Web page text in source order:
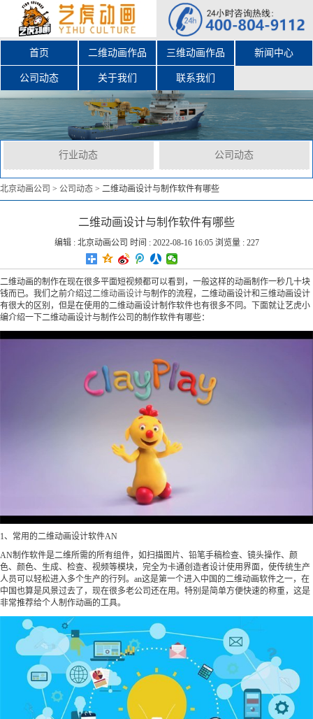
首页 二维动画作品 三维动画作品 新闻中心
公司动态 关于我们 联系我们
行业动态 公司动态
北京动画公司 > 公司动态 > 二维动画设计与制作软件有哪些
二维动画设计与制作软件有哪些
编辑 : 北京动画公司 时间 : 2022-08-16 16:05 浏览量 : 227
二维动画的制作在现在很多平面短视频都可以看到，一般这样的动画制作一秒几十块
钱而已。我们之前介绍过二维动画设计与制作的流程，二维动画设计和三维动画设计
有很大的区别，但是在使用的二维动画设计制作软件也有很多不同。下面就让艺虎小
编介绍一下二维动画设计与制作公司的制作软件有哪些：
1、常用的二维动画设计软件AN
AN制作软件是二维所需的所有组件，如扫描图片、铅笔手稿检查、镜头操作、颜
色、颜色、生成、检查、视频等模块，完全为卡通创造者设计使用界面，使传统生产
人员可以轻松进入多个生产的行列。an这是第一个进入中国的二维动画软件之一，在
中国也算是风景过去了，现在很多老公司还在用。特别是简单方便快速的称重，这是
非常推荐给个人制作动画的工具。